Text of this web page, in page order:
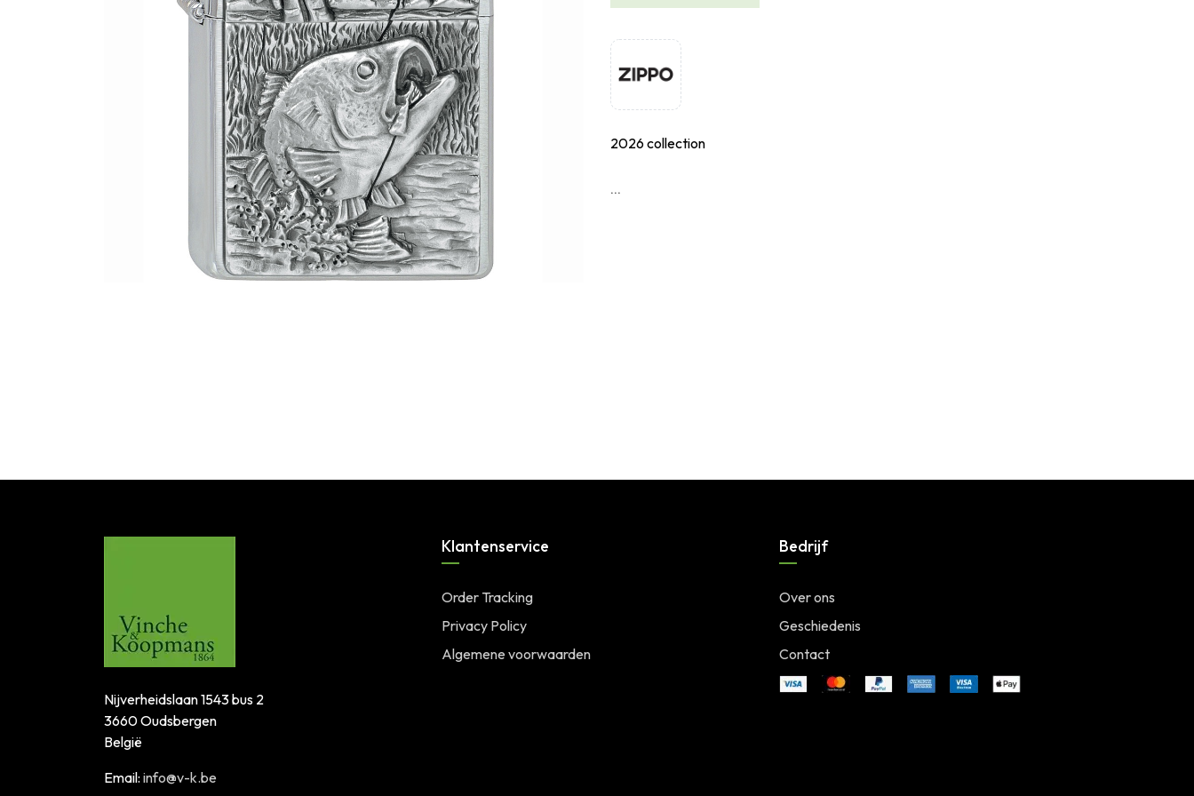
2026 collection
...
Nijverheidslaan 1543 bus 2
3660 Oudsbergen
België
Email: info@v-k.be
Klantenservice
Order Tracking
Privacy Policy
Algemene voorwaarden
Bedrijf
Over ons
Geschiedenis
Contact